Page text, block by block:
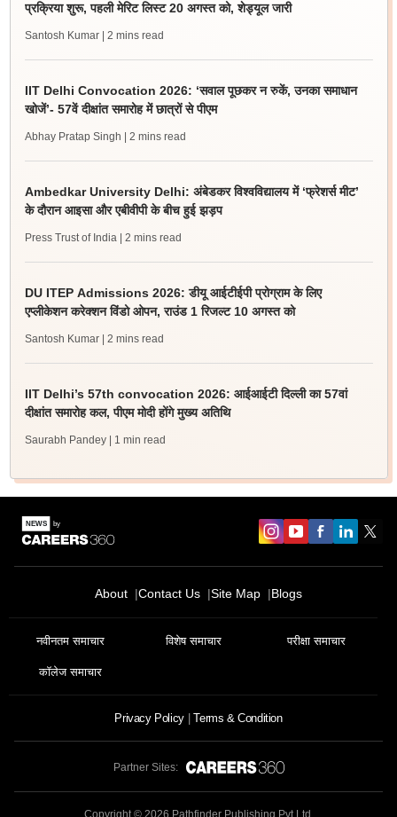
प्रक्रिया शुरू, पहली मेरिट लिस्ट 20 अगस्त को, शेड्यूल जारी
Santosh Kumar | 2 mins read
IIT Delhi Convocation 2026: ‘सवाल पूछकर न रुकें, उनका समाधान
खोजें’- 57वें दीक्षांत समारोह में छात्रों से पीएम
Abhay Pratap Singh | 2 mins read
Ambedkar University Delhi: अंबेडकर विश्वविद्यालय में ‘फ्रेशर्स मीट’
के दौरान आइसा और एबीवीपी के बीच हुई झड़प
Press Trust of India | 2 mins read
DU ITEP Admissions 2026: डीयू आईटीईपी प्रोग्राम के लिए
एप्लीकेशन करेक्शन विंडो ओपन, राउंड 1 रिजल्ट 10 अगस्त को
Santosh Kumar | 2 mins read
IIT Delhi’s 57th convocation 2026: आईआईटी दिल्ली का 57वां
दीक्षांत समारोह कल, पीएम मोदी होंगे मुख्य अतिथि
Saurabh Pandey | 1 min read
About Contact Us Site Map Blogs
नवीनतम समाचार विशेष समाचार परीक्षा समाचार
कॉलेज समाचार
Privacy Policy Terms & Condition
Partner Sites:
Copyright © 2026 Pathfinder Publishing Pvt Ltd.